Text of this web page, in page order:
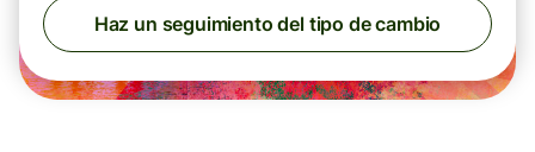
Haz un seguimiento del tipo de cambio